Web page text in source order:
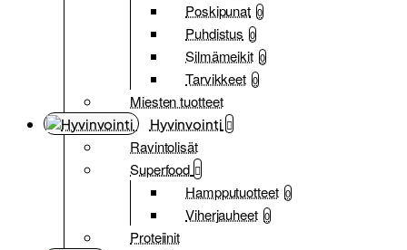
Poskipunat 0
Puhdistus 0
Silmämeikit 0
Tarvikkeet 0
Miesten tuotteet
Hyvinvointi
Ravintolisät
Superfood
Hampputuotteet 0
Viherjauheet 0
Proteiinit